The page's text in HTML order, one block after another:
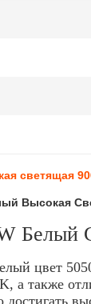
светящая
Высокая
Белый
цвет
а также